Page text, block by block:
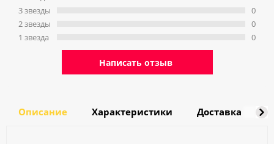
3 звeзды
2 звeзды
1 звeзда
0
0
0
Написать отзыв
Описание Характеристики Доставка